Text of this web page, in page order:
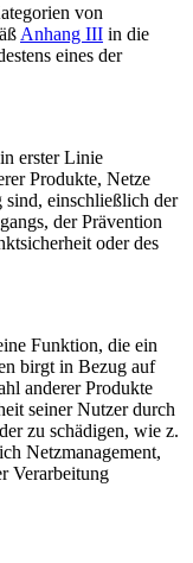
von
Anhang III in die
eines der
erster Linie
Produkte, Netze
sind, einschließlich der
der Prävention
oder des
Funktion, die ein
birgt in Bezug auf
anderer Produkte
seiner Nutzer durch
zu schädigen, wie z.
Netzmanagement,
Verarbeitung